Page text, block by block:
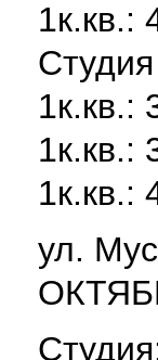
1к.кв.:
1к.кв.:
1к.кв.:
1к.кв.:
ул.